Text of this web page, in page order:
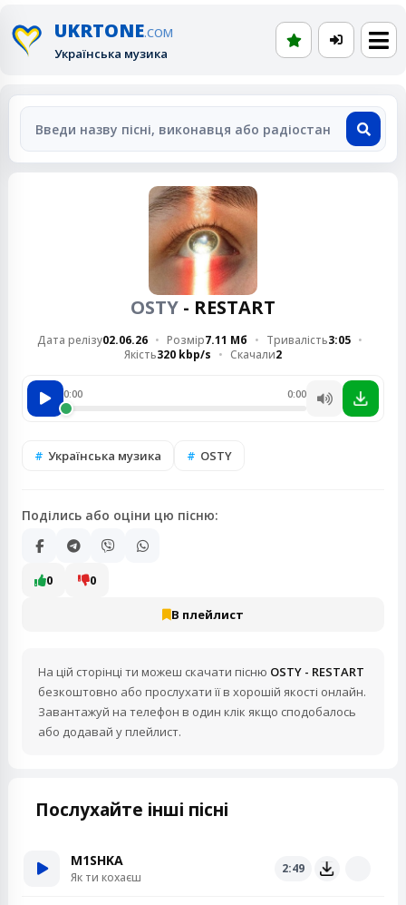
UKRTONE.COM
Українська музика
OSTY - RESTART
Дата релізу02.06.26 Розмір7.11 Мб Тривалість3:05
Якість320 kbp/s Скачали2
0:00 0:00
Українська музика OSTY
Поділись або оціни цю пісню:
0 0
В плейлист
На цій сторінці ти можеш скачати пісню OSTY - RESTART
безкоштовно або прослухати її в хорошій якості онлайн.
Завантажуй на телефон в один клік якщо сподобалось
або додавай у плейлист.
Послухайте інші пісні
M1SHKA
Як ти кохаєш
2:49